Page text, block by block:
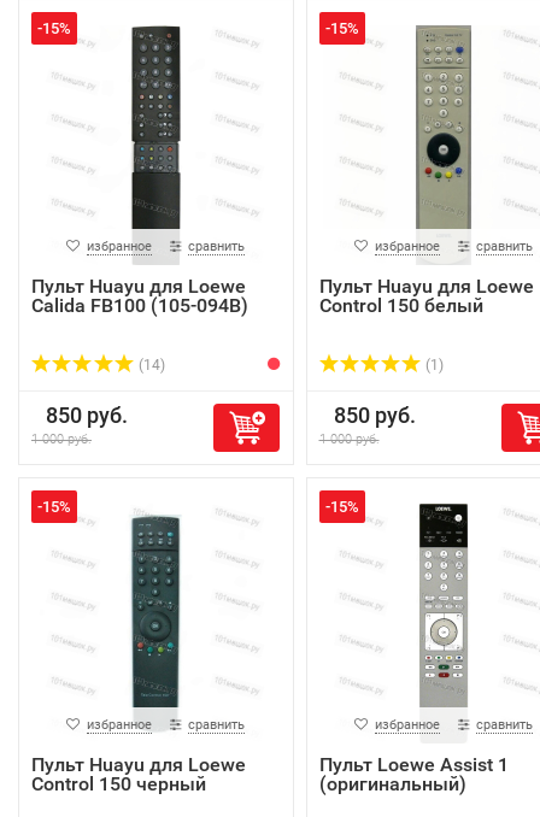
-15%
избранное сравнить
Пульт Huayu для Loewe
Calida FB100 (105-094B)
(14)
850 руб.
1 000 руб.
-15%
избранное сравнить
Пульт Huayu для Loewe
Control 150 белый
(1)
850 руб.
1 000 руб.
-15%
избранное сравнить
Пульт Huayu для Loewe
Control 150 черный
-15%
избранное сравнить
Пульт Loewe Assist 1
(оригинальный)